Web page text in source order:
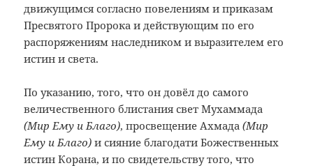
движущимся согласно повелениям и приказам
Пресвятого Пророка и действующим по его
распоряжениям наследником и выразителем его
истин и света.
По указанию, того, что он довёл до самого
величественного блистания свет Мухаммада
(Мир Ему и Благо), просвещение Ахмада(Мир
Ему и Благо) и сияние благодати Божественных
истин Корана, и по свидетельству того, что